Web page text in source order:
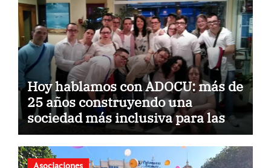
Hoy hablamos con ADOCU: más de
25 años construyendo una
sociedad más inclusiva para las
personas con síndrome de Down
Asociaciones